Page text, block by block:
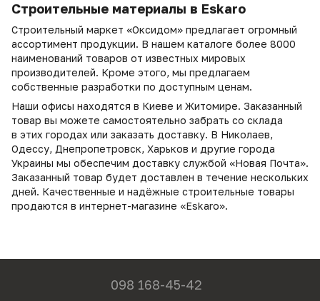
Строительные материалы в Eskaro
Строительный маркет «Оксидом» предлагает огромный
ассортимент продукции. В нашем каталоге более 8000
наименований товаров от известных мировых
производителей. Кроме этого, мы предлагаем
собственные разработки по доступным ценам.
Наши офисы находятся в Киеве и Житомире. Заказанный
товар вы можете самостоятельно забрать со склада
в этих городах или заказать доставку. В Николаев,
Одессу, Днепропетровск, Харьков и другие города
Украины мы обеспечим доставку службой «Новая Почта».
Заказанный товар будет доставлен в течение нескольких
дней. Качественные и надёжные строительные товары
продаются в интернет-магазине «Eskaro».
098 168-45-42